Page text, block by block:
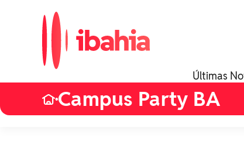
Últimas
•Campus Party BA